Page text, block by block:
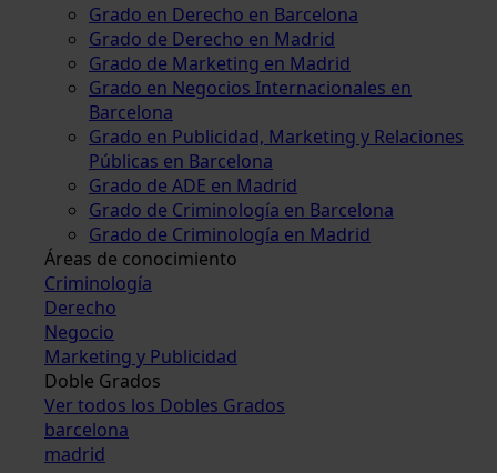
Grado en Derecho en Barcelona
Grado de Derecho en Madrid
Grado de Marketing en Madrid
Grado en Negocios Internacionales en
Barcelona
Grado en Publicidad, Marketing y Relaciones
Públicas en Barcelona
Grado de ADE en Madrid
Grado de Criminología en Barcelona
Grado de Criminología en Madrid
Áreas de conocimiento
Criminología
Derecho
Negocio
Marketing y Publicidad
Doble Grados
Ver todos los Dobles Grados
barcelona
madrid